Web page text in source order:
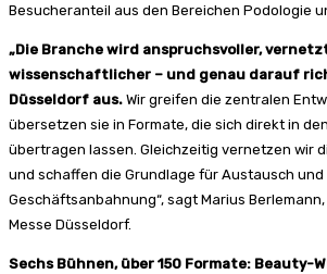
Besucheranteil aus den Bereichen Podologie
„Die Branche wird anspruchsvoller,
wissenschaftlicher – und genau darauf
Düsseldorf aus. Wir greifen die zentralen
übersetzen sie in Formate, die sich direkt in
übertragen lassen. Gleichzeitig vernetzen wir
und schaffen die Grundlage für Austausch und
Geschäftsanbahnung“, sagt Marius
Messe Düsseldorf.
Sechs Bühnen, über 150 Formate: Beauty-